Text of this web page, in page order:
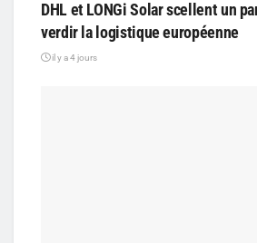
DHL et LONGi Solar scellent un
verdir la logistique européenne
il y a 4 jours